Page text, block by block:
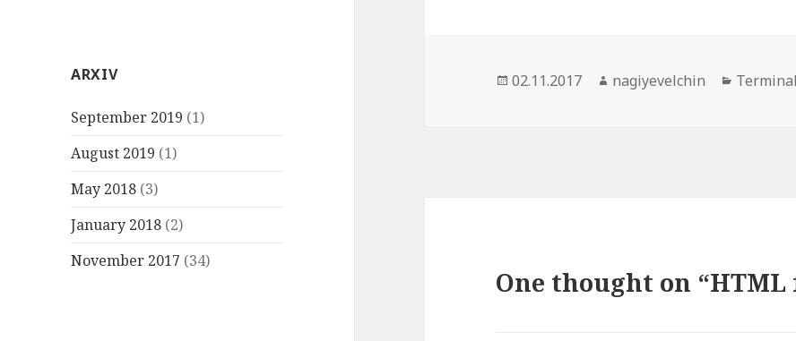
ARXIV
September 2019 (1)
August 2019 (1)
May 2018 (3)
January 2018 (2)
November 2017 (34)
Posted
02.11.2017 Author
nagiyevelchin
One thought on “HTML